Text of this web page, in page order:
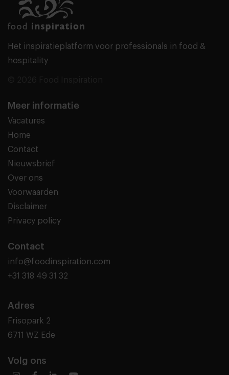
Het inspiratieplatform voor professionals in food &
hospitality
Meer informatie
Vacatures
Home
Contact
Nieuwsbrief
Over ons
Voorwaarden
Disclaimer
Privacy policy
Contact
info@foodinspiration.com
+31 318 49 31 32
Adres
Frisopark 2
6711 WZ Ede
Volg ons